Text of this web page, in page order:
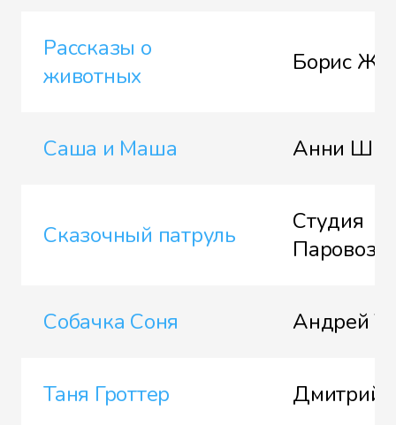
Рассказы о
животных
Борис
Саша и Маша Анни
Сказочный патруль
Студия
Паровоз
Собачка Соня Андрей
Таня Гроттер Дмитрий